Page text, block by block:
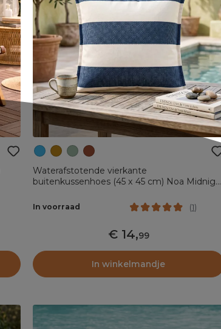
Waterafstotende vierkante
buitenkussenhoes (45 x 45 cm) Noa Midnight
In voorraad (1)
14,99
In winkelmandje